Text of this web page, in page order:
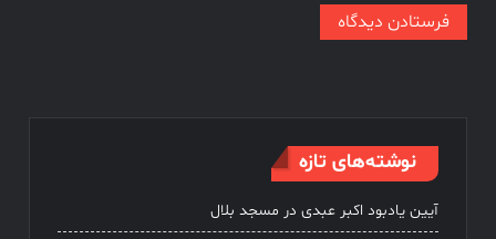
نوشته‌های تازه
آیین یادبود اکبر عبدی در مسجد بلال